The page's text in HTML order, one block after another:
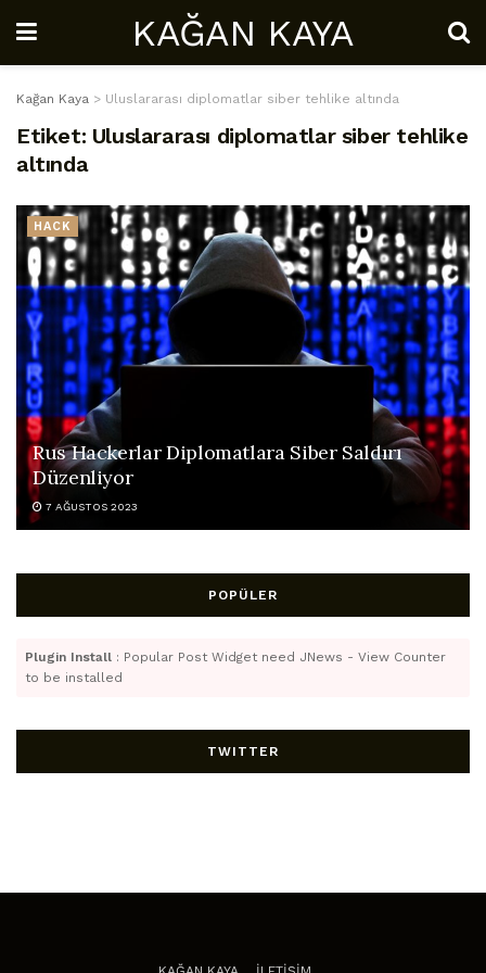
KAĞAN KAYA
Kağan Kaya > Uluslararası diplomatlar siber tehlike altında
Etiket: Uluslararası diplomatlar siber tehlike
altında
HACK
Rus Hackerlar Diplomatlara Siber Saldırı
Düzenliyor
7 AĞUSTOS 2023
POPÜLER
Plugin Install : Popular Post Widget need JNews - View Counter
to be installed
TWITTER